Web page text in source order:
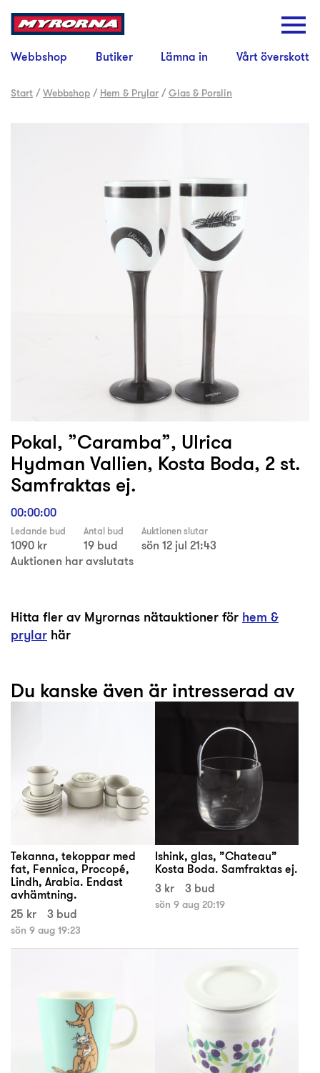
Webbshop Butiker Lämna in Vårt överskott
Start /Webbshop / Hem & Prylar /Glas & Porslin
Pokal, ”Caramba”, Ulrica
Hydman Vallien, Kosta Boda, 2 st.
Samfraktas ej.
00:00:00
Ledande bud
1090 kr
Antal bud
19 bud
Auktionen slutar
sön 12 jul 21:43
Auktionen har avslutats
Hitta fler av Myrornas nätauktioner för hem &
prylar här
Du kanske även är intresserad av
Tekanna, tekoppar med
fat, Fennica, Procopé,
Lindh, Arabia. Endast
avhämtning.
25 kr
3 bud
sön 9 aug 19:23
Ishink, glas, ”Chateau”
Kosta Boda. Samfraktas ej.
3 kr
3 bud
sön 9 aug 20:19